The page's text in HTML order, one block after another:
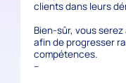
clients dans leurs
Bien-sûr, vous
afin de progresser
compétences.
–